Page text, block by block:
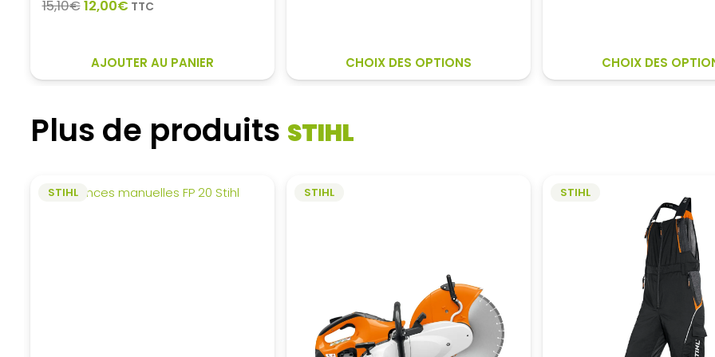
15,10€Le
était :
15,10€.
12,00€Le
est :
12,00€.
TTC
AJOUTER AU PANIER CHOIX DES OPTIONS
PRODUIT
CHOIX DES
Plus de produits STIHL
STIHL STIHL STIHL